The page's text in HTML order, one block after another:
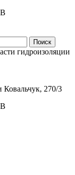
Поиск
гидроизоляции
Ковальчук, 270/3